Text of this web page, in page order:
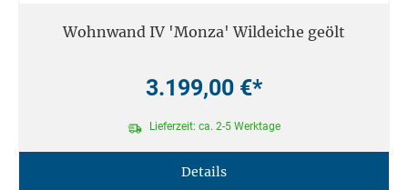
Wohnwand IV 'Monza' Wildeiche geölt
3.199,00 €*
Lieferzeit: ca. 2-5 Werktage
Details